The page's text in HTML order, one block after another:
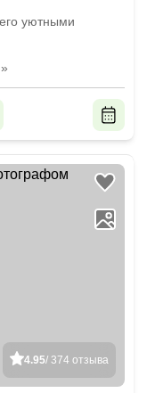
уютными
4.95/ 374 отзыва